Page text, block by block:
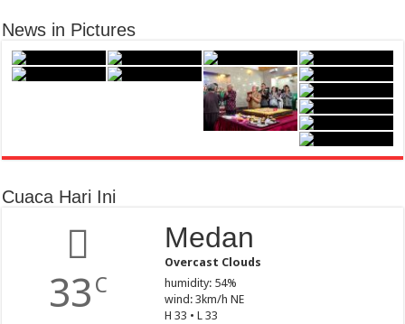
News in Pictures
Cuaca Hari Ini
33 C
Medan
Overcast Clouds
humidity: 54%
wind: 3km/h NE
H 33 • L 33